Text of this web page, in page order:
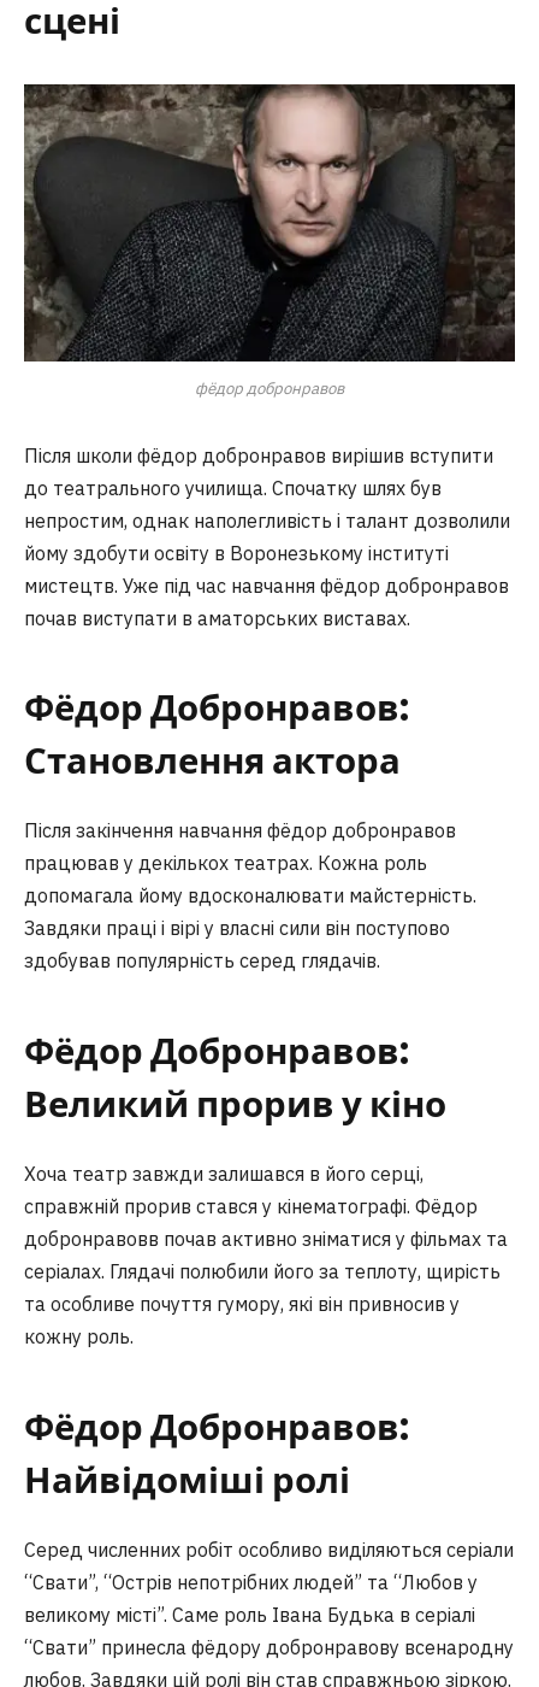
сцені
фёдор добронравов
Після школи фёдор добронравов вирішив вступити
до театрального училища. Спочатку шлях був
непростим, однак наполегливість і талант дозволили
йому здобути освіту в Воронезькому інституті
мистецтв. Уже під час навчання фёдор добронравов
почав виступати в аматорських виставах.
Фёдор Добронравов:
Становлення актора
Після закінчення навчання фёдор добронравов
працював у декількох театрах. Кожна роль
допомагала йому вдосконалювати майстерність.
Завдяки праці і вірі у власні сили він поступово
здобував популярність серед глядачів.
Фёдор Добронравов:
Великий прорив у кіно
Хоча театр завжди залишався в його серці,
справжній прорив стався у кінематографі. Фёдор
добронравовв почав активно зніматися у фільмах та
серіалах. Глядачі полюбили його за теплоту, щирість
та особливе почуття гумору, які він привносив у
кожну роль.
Фёдор Добронравов:
Найвідоміші ролі
Серед численних робіт особливо виділяються серіали
“Свати”, “Острів непотрібних людей” та “Любов у
великому місті”. Саме роль Івана Будька в серіалі
“Свати” принесла фёдору добронравову всенародну
любов. Завдяки цій ролі він став справжньою зіркою.